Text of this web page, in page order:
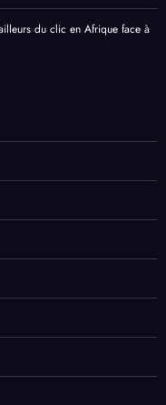
du clic en Afrique face à